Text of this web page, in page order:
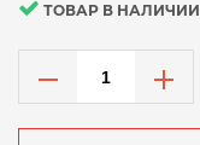
ТОВАР В НАЛИЧИИ